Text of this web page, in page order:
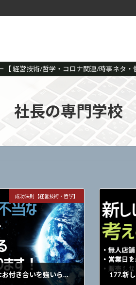
経営技術/哲学・コロナ関連/時事ネタ・
社長の専門学校
成功法則【経営技術・哲学】
178.金融機関に不当なお付き合いを強いられている会社様があります！（12：08） 177.新